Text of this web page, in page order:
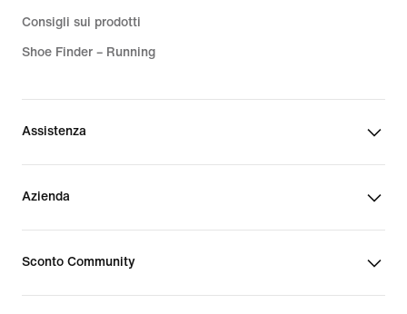
Consigli sui prodotti
Shoe Finder – Running
Assistenza
Azienda
Sconto Community